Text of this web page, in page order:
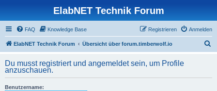
ElabNET Technik Forum
FAQ Knowledge Base Anmelden
Registrieren
ElabNET Technik Forum Übersicht über forum.timberwolf.io
h
Du musst registriert und angemeldet sein, um Profile
anzuschauen.
Benutzername: